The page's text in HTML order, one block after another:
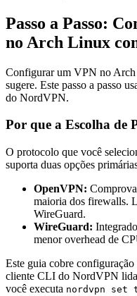
Passo a Passo:
no Arch Linux
Configurar um VPN no Arch
sugere. Este passo a passo
do NordVPN.
Por que a Escolha de
O protocolo que você
suporta duas opções
OpenVPN:
maioria dos firewalls.
WireGuard.
WireGuard:
menor overhead de
Este guia cobre
cliente CLI do NordVPN lida
você executa nordvpn set